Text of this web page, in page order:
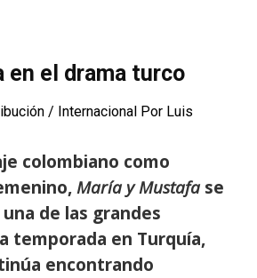
en el drama turco
/ Internacional Por Luis
colombiano como
María y Mustafase
de las grandes
temporada en Turquía,
encontrando